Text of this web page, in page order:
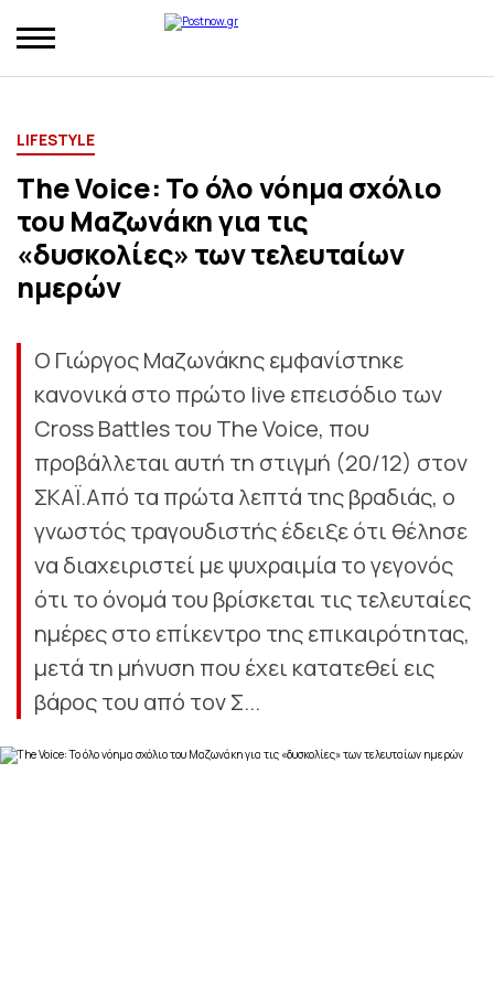
LIFESTYLE
The Voice: Το όλο νόημα σχόλιο
του Μαζωνάκη για τις
«δυσκολίες» των τελευταίων
ημερών
Ο Γιώργος Μαζωνάκης εμφανίστηκε
κανονικά στο πρώτο live επεισόδιο των
Cross Battles του The Voice, που
προβάλλεται αυτή τη στιγμή (20/12) στον
ΣΚΑΪ.Από τα πρώτα λεπτά της βραδιάς, ο
γνωστός τραγουδιστής έδειξε ότι θέλησε
να διαχειριστεί με ψυχραιμία το γεγονός
ότι το όνομά του βρίσκεται τις τελευταίες
ημέρες στο επίκεντρο της επικαιρότητας,
μετά τη μήνυση που έχει κατατεθεί εις
βάρος του από τον Σ...